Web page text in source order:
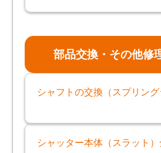
部品交換・その他修
シャフトの交換（スプリング
シャッター本体（スラット